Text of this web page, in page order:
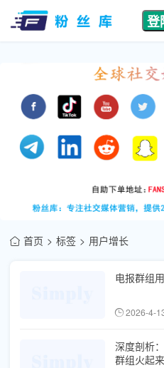
登
首页 标签 用户增长
电报群组
2026-4-
深度剖析
群组火起来